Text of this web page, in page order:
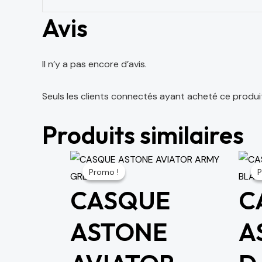
Avis
Il n’y a pas encore d’avis.
Seuls les clients connectés ayant acheté ce
Produits similaires
Promo !
Promo !
CASQUE
ASTONE
Le
prix
initial
était :
2,408 د.م..
Le
prix
actuel
est :
963 د.م..